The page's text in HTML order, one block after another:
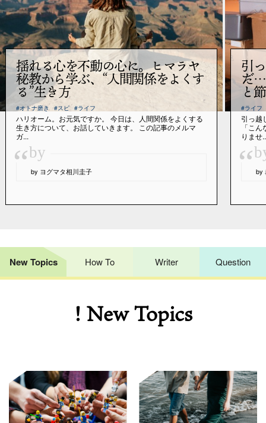
揺れる心を不動の心に。ヒマラヤ
秘教から学ぶ、“人間関係をよくす
る”生き方
#オトナ磨き #スピ #ライフ
ハリオーム。お元気ですか。 今日は、人間関係をよくする
生き方について、お話していきます。 この記事のメルマ
ガ...
“by
by ヨグマタ相川圭子
引
だ…
と
#ライフ
引っ越
「こ
りませ
“ by
New Topics How To Writer Question
! New Topics